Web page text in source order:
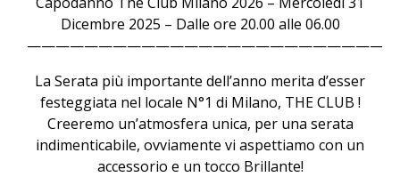
Dicembre 2025 – Dalle ore 20.00 alle 06.00
La Serata più importante dell’anno merita d’esser
festeggiata nel locale N°1 di Milano, THE CLUB !
Creeremo un’atmosfera unica, per una serata
indimenticabile, ovviamente vi aspettiamo con un
accessorio e un tocco Brillante!